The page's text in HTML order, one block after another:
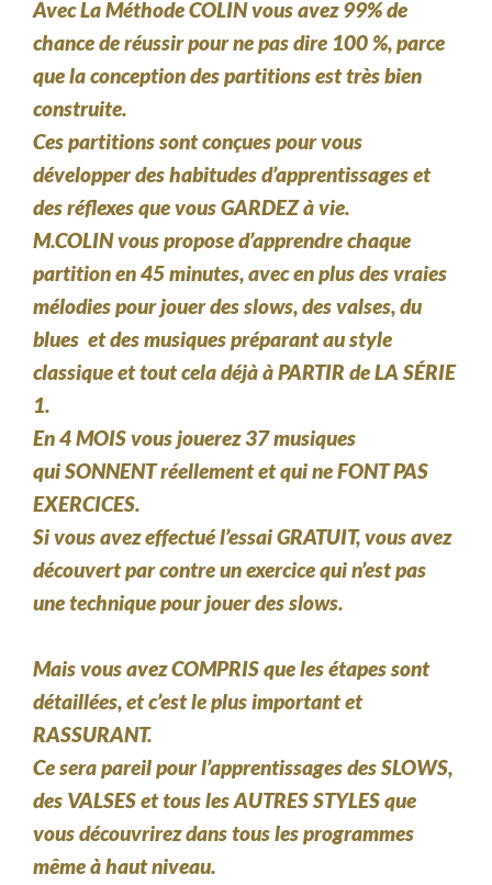
Avec La Méthode COLIN vous avez 99% de
chance de réussir pour ne pas dire 100 %, parce
quela conception des partitionsest très bien
construite.
Ces partitions sont conçues pour vous
développerdes habitudes d’apprentissages et
des réflexes que vous GARDEZ à vie.
M.COLIN vous propose d’apprendre chaque
partition en 45 minutes, avec en plus des vraies
mélodies pour jouerdes slows, des valses, du
blues et des musiques préparant au style
classiqueet tout cela déjà àPARTIR de LA SÉRIE
1.
En 4 MOISvous jouerez 37 musiques
quiSONNENTréellement et qui ne FONT PAS
EXERCICES.
Si vous avez effectué l’essai GRATUIT, vous avez
découvert par contre un exercice qui n’est pas
une technique pour jouer des slows.
Mais vous avezCOMPRISque les étapes sont
détaillées, et c’est le plus important et
RASSURANT.
Ce sera pareil pour l’apprentissages des SLOWS,
des VALSES et tous lesAUTRES STYLESque
vous découvrirez dans tous les programmes
même à haut niveau.